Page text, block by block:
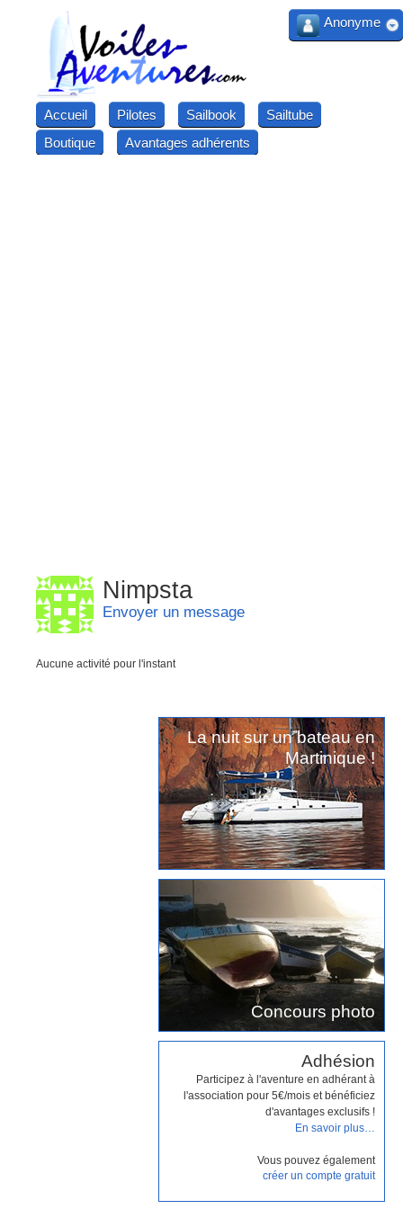
Accueil Pilotes Sailbook
Sailtube
Boutique
Avantages adhérents
Nimpsta
Envoyer un message
Aucune activité pour l'instant
La nuit sur un bateau en
Martinique !
Concours photo
Adhésion
Participez à l'aventure en adhérant à
l'association pour 5€/mois et bénéficiez
d'avantages exclusifs !
En savoir plus…
Vous pouvez également
créer un compte gratuit
Anonyme